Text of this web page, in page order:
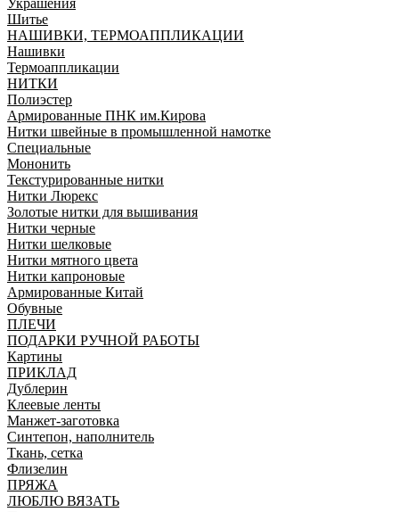
Украшения
Шитье
НАШИВКИ, ТЕРМОАППЛИКАЦИИ
Нашивки
Термоаппликации
НИТКИ
Полиэстер
Армированные ПНК им.Кирова
Нитки швейные в промышленной намотке
Специальные
Мононить
Текстурированные нитки
Нитки Люрекс
Золотые нитки для вышивания
Нитки черные
Нитки шелковые
Нитки мятного цвета
Нитки капроновые
Армированные Китай
Обувные
ПЛЕЧИ
ПОДАРКИ РУЧНОЙ РАБОТЫ
Картины
ПРИКЛАД
Дублерин
Клеевые ленты
Манжет-заготовка
Синтепон, наполнитель
Ткань, сетка
Флизелин
ПРЯЖА
ЛЮБЛЮ ВЯЗАТЬ